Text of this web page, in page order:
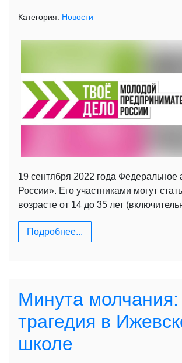
Категория: Новости
19 сентября 2022 года
России». Его участниками могут
возрасте от 14 до 35 лет
Подробнее...
Минута молчания:
трагедия в
школе